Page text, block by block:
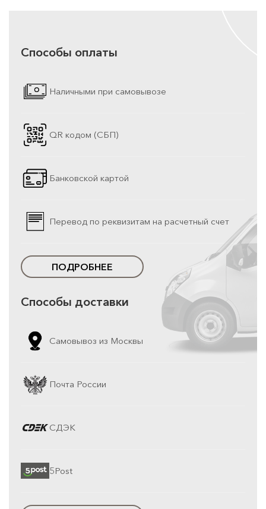
Способы оплаты
Наличными при самовывозе
QR кодом (СБП)
Банковской картой
Перевод по реквизитам на расчетный счет
ПОДРОБНЕЕ
Способы доставки
Самовывоз из Москвы
Почта России
СДЭК
5Post